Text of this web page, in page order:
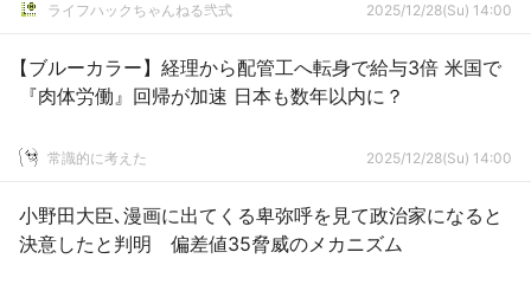
ライフハックちゃんねる弐式 2025/12/28(Su) 14:00
【ブルーカラー】経理から配管工へ転身で給与3倍 米国で
『肉体労働』回帰が加速 日本も数年以内に？
常識的に考えた 2025/12/28(Su) 14:00
小野田大臣､漫画に出てくる卑弥呼を見て政治家になると
決意したと判明 偏差値35脅威のメカニズム